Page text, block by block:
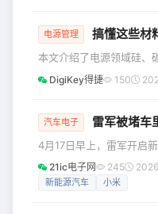
车规优势显著 坚定研发驱
北京国际车展首次亮相。 新闻要点
上，进一步深化工程与系
电源管理 搞懂这些材料
本文介绍了电源领域硅、
材料的核心性能参数、技
的优势与应用边界，同时
向，即为全球能源转型
牢基础。 随着全球对高
半导体材料在电源领域
率元器件，到近年来快速
DigiKey得捷 150
汽车电子 雷军被堵车
4月17日早上，雷军开启
从北京到上海的长途续航
长达15小时续航测试直播
21ic电子网 245
新能源汽车 小米